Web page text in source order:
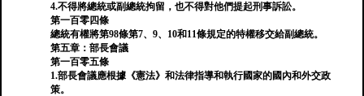
4.不得將總統或副總統拘留，也不得對他們提起刑事訴訟。
第一百零四條
總統有權將第98條第7、9、10和11條規定的特權移交給副總統。
第五章：部長會議
第一百零五條
1.部長會議應根據《憲法》和法律指導和執行國家的國內和外交政
策。